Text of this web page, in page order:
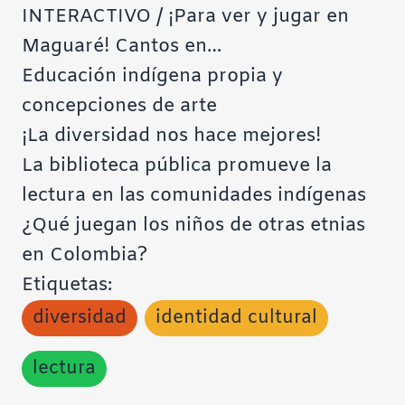
INTERACTIVO / ¡Para ver y jugar en
Maguaré! Cantos en…
Educación indígena propia y
concepciones de arte
¡La diversidad nos hace mejores!
La biblioteca pública promueve la
lectura en las comunidades indígenas
¿Qué juegan los niños de otras etnias
en Colombia?
Etiquetas:
diversidad
identidad cultural
lectura